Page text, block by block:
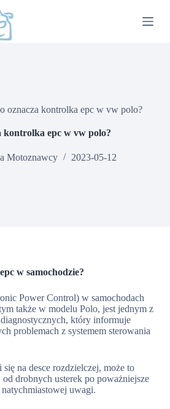
oznacza kontrolka epc w vw polo?
kontrolka epc w vw polo?
Motoznawcy 2023-05-12
w samochodzie?
Power Control) w samochodach
także w modelu Polo, jest jednym z
który informuje
problemach z systemem sterowania
na desce rozdzielczej, może to
od drobnych usterek po poważniejsze
uwagi.